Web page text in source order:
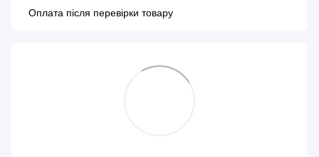
Оплата після перевірки товару